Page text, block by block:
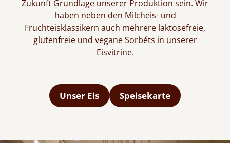
Zukunft Grundlage unserer Produktion sein. Wir
haben neben den Milcheis- und
Fruchteisklassikern auch mehrere laktosefreie,
glutenfreie und vegane Sorbéts in unserer
Eisvitrine.
Unser Eis Speisekarte